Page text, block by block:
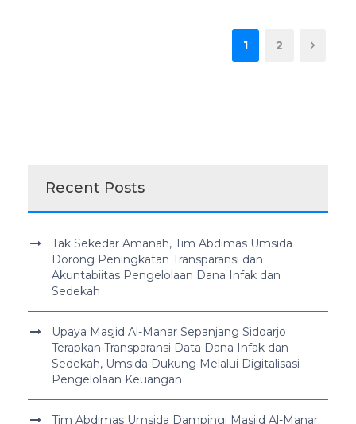
1 2
Recent Posts
Tak Sekedar Amanah, Tim Abdimas Umsida
Dorong Peningkatan Transparansi dan
Akuntabiitas Pengelolaan Dana Infak dan
Sedekah
Upaya Masjid Al-Manar Sepanjang Sidoarjo
Terapkan Transparansi Data Dana Infak dan
Sedekah, Umsida Dukung Melalui Digitalisasi
Pengelolaan Keuangan
Tim Abdimas Umsida Dampingi Masjid Al-Manar